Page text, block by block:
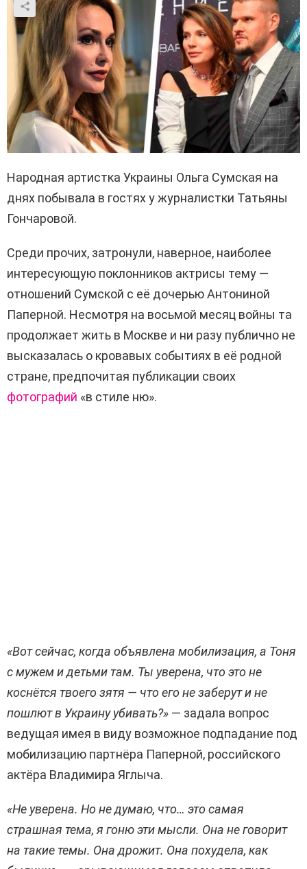
Народная артистка Украины Ольга Сумская на
днях побывала в гостях у журналистки Татьяны
Гончаровой.
Среди прочих, затронули, наверное, наиболее
интересующую поклонников актрисы тему —
отношений Сумской с её дочерью Антониной
Паперной. Несмотря на восьмой месяц войны та
продолжает жить в Москве и ни разу публично не
высказалась о кровавых событиях в её родной
стране, предпочитая публикации своих
фотографий «в стиле ню».
«Вот сейчас, когда объявлена мобилизация, а Тоня
с мужем и детьми там. Ты уверена, что это не
коснётся твоего зятя — что его не заберут и не
пошлют в Украину убивать?» — задала вопрос
ведущая имея в виду возможное подпадание под
мобилизацию партнёра Паперной, российского
актёра Владимира Яглыча.
«Не уверена. Но не думаю, что… это самая
страшная тема, я гоню эти мысли. Она не говорит
на такие темы. Она дрожит. Она похудела, как